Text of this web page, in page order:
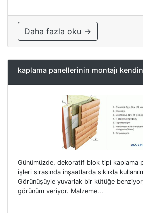
Daha fazla oku →
kaplama panellerinin montajı
Günümüzde, dekoratif blok tipi kaplama
işleri sırasında inşaatlarda sıklıkla
Görünüşüyle ​​yuvarlak bir kütüğe
görünüm veriyor. Malzeme...